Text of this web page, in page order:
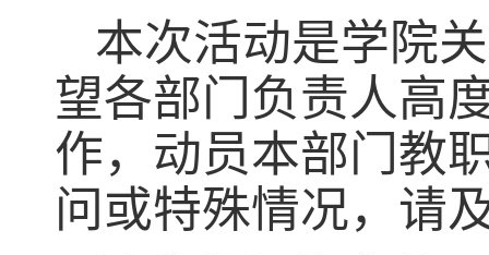
本次活动是学院
望各部门负责人高
作，动员本部门教
问或特殊情况，请